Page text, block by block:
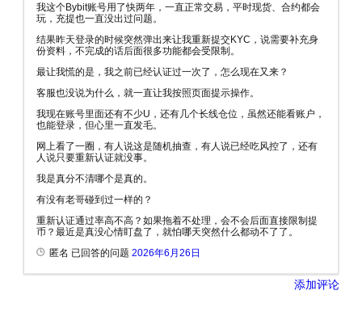
我这个Bybit账号用了快两年，一直正常交易，平时现货、合约都会
玩，充提也一直没出过问题。
结果昨天登录的时候突然弹出来让我重新提交KYC，说需要补充身
份资料，不完成的话后面很多功能都会受限制。
最让我慌的是，我之前已经认证过一次了，怎么现在又来？
客服也没说为什么，就一直让我按照页面提示操作。
我现在账号里面还有不少U，还有几个长线仓位，虽然还能看账户，
也能登录，但心里一直发毛。
网上看了一圈，有人说这是随机抽查，有人说已经吃风控了，还有
人说只要重新认证就没事。
我是真分不清哪个是真的。
有没有老哥碰到过一样的？
重新认证通过率高不高？如果拖着不处理，会不会后面直接限制提
币？最近是真没心情盯盘了，就怕哪天突然什么都动不了了。
匿名 已回答的问题 2026年6月26日
添加评论